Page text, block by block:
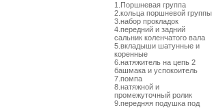
1.Поршневая группа
2.кольца поршневой группы
3.набор прокладок
4.передний и задний
сальник коленчатого вала
5.вкладыши шатунные и
коренные
6.натяжитель на цепь 2
башмака и успокоитель
7.помпа
8.натяжной и
промежуточный ролик
9.передняя подушка под